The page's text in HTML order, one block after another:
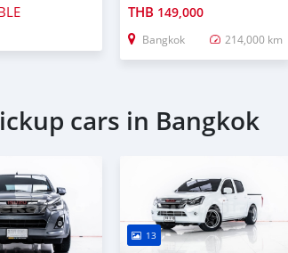
THB 149,000
Bangkok 214,000 km
cars in Bangkok
13